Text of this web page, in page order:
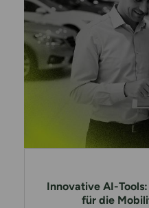
Innovative AI-
für die